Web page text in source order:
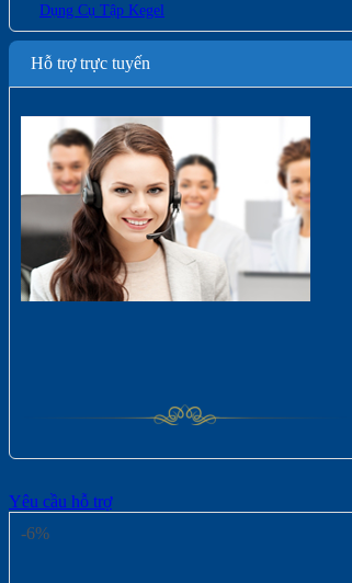
Dụng Cụ Tập Kegel
Hỗ trợ trực tuyến
Yêu cầu hỗ trợ
-6%